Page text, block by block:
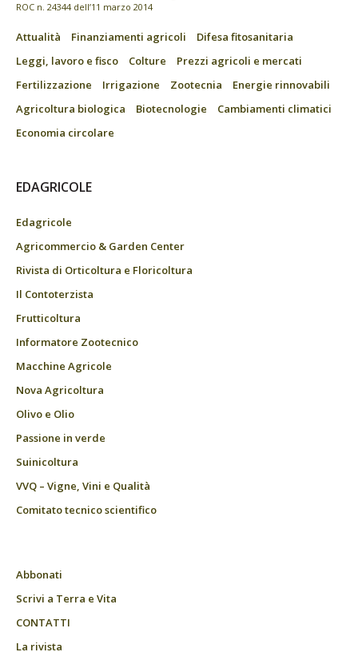
ROC n. 24344 dell’11 marzo 2014
Attualità Finanziamenti agricoli
Difesa fitosanitaria
Leggi, lavoro e fisco
Colture
Prezzi agricoli e mercati
Fertilizzazione
Irrigazione Zootecnia
Energie rinnovabili
Agricoltura biologica
Biotecnologie
Cambiamenti climatici
Economia circolare
EDAGRICOLE
Edagricole
Agricommercio & Garden Center
Rivista di Orticoltura e Floricoltura
Il Contoterzista
Frutticoltura
Informatore Zootecnico
Macchine Agricole
Nova Agricoltura
Olivo e Olio
Passione in verde
Suinicoltura
VVQ – Vigne, Vini e Qualità
Comitato tecnico scientifico
Abbonati
Scrivi a Terra e Vita
CONTATTI
La rivista